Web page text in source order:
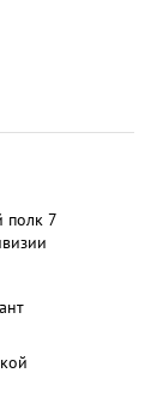
полк 7